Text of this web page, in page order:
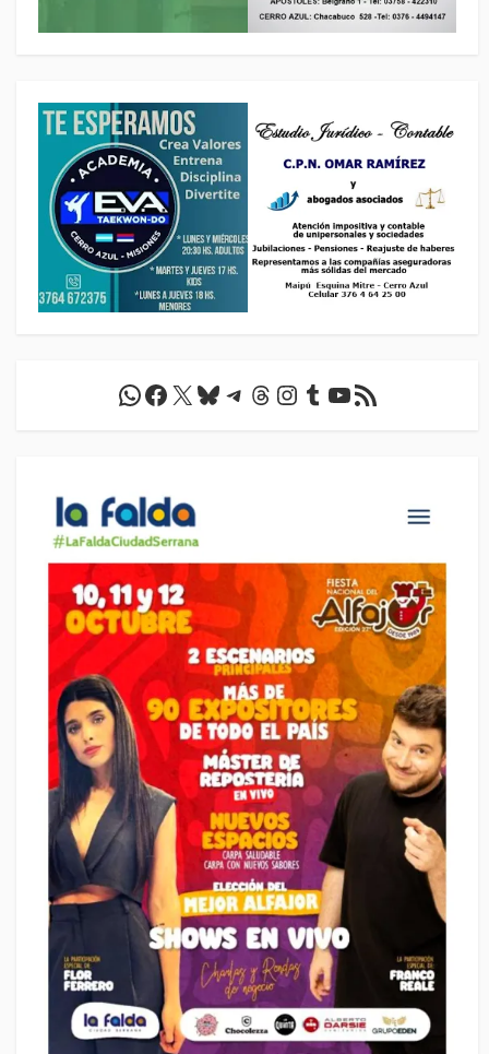
WhatsApp
Facebook
X Bluesky
Telegram
Threads
Instagram
Tumblr
YouTube
Feed RSS